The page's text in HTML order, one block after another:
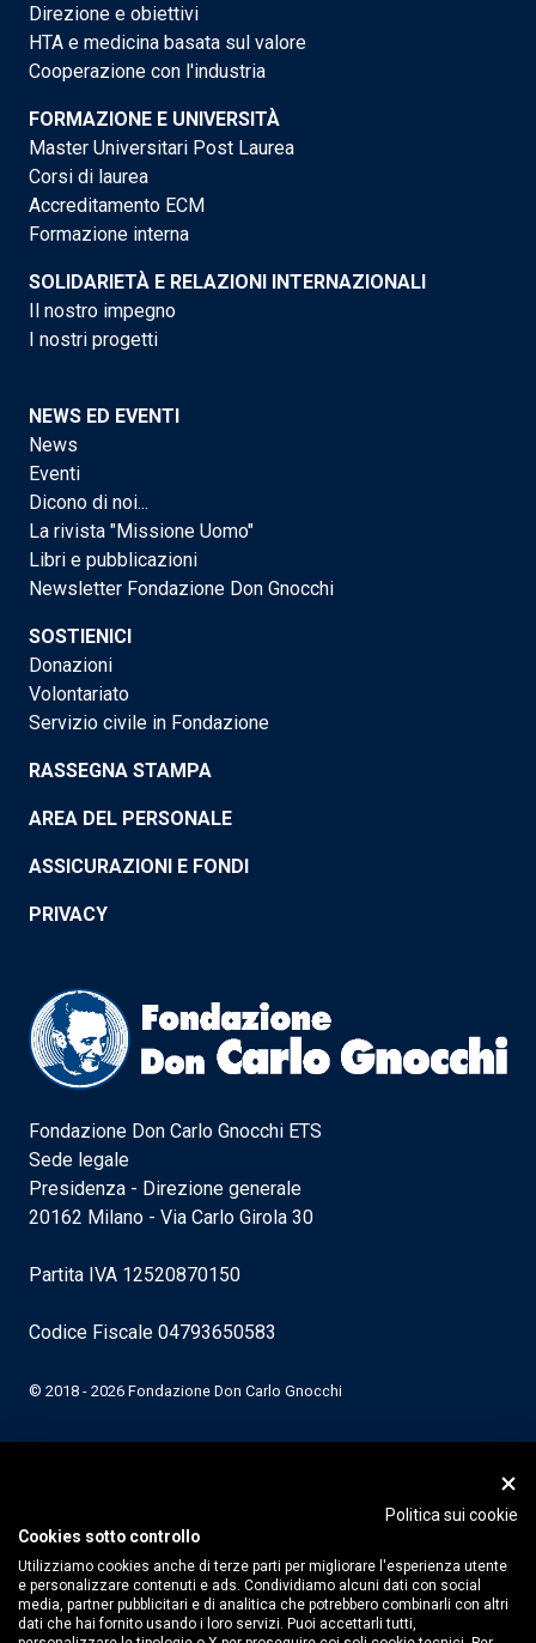
Direzione e obiettivi
HTA e medicina basata sul valore
Cooperazione con l'industria
FORMAZIONE E UNIVERSITÀ
Master Universitari Post Laurea
Corsi di laurea
Accreditamento ECM
Formazione interna
SOLIDARIETÀ E RELAZIONI INTERNAZIONALI
Il nostro impegno
I nostri progetti
NEWS ED EVENTI
News
Eventi
Dicono di noi...
La rivista "Missione Uomo"
Libri e pubblicazioni
Newsletter Fondazione Don Gnocchi
SOSTIENICI
Donazioni
Volontariato
Servizio civile in Fondazione
RASSEGNA STAMPA
AREA DEL PERSONALE
ASSICURAZIONI E FONDI
PRIVACY
Fondazione Don Carlo Gnocchi ETS
Sede legale
Presidenza - Direzione generale
20162 Milano - Via Carlo Girola 30
Partita IVA 12520870150
Codice Fiscale 04793650583
© 2018 - 2026 Fondazione Don Carlo Gnocchi
Politica sui cookie
Cookies sotto controllo
Utilizziamo cookies anche di terze parti per migliorare l'esperienza utente
e personalizzare contenuti e ads. Condividiamo alcuni dati con social
media, partner pubblicitari e di analitica che potrebbero combinarli con altri
dati che hai fornito usando i loro servizi. Puoi accettarli tutti,